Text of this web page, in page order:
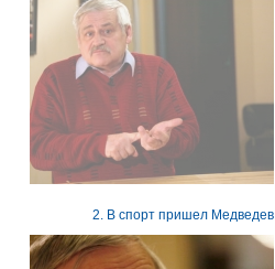
2. В спорт пришел Медведев